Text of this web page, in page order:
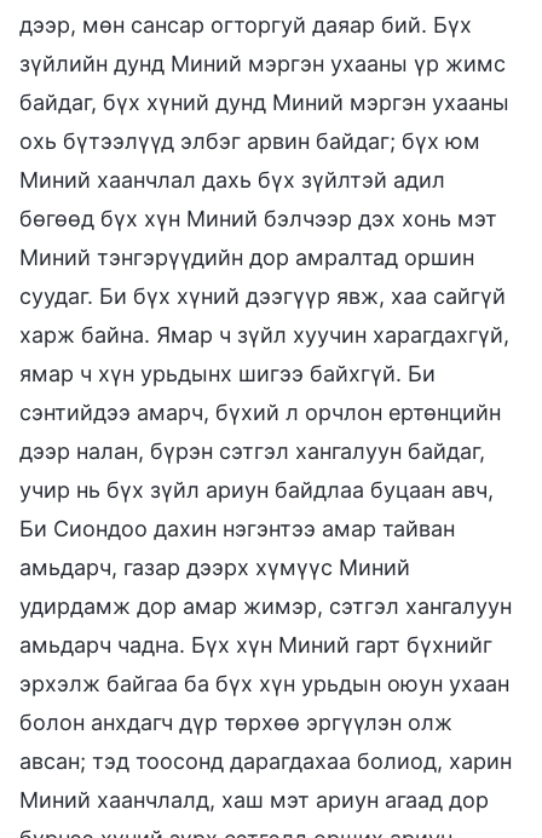
дээр, мөн сансар огторгуй даяар бий. Бүх
зүйлийн дунд Миний мэргэн ухааны үр жимс
байдаг, бүх хүний дунд Миний мэргэн ухааны
охь бүтээлүүд элбэг арвин байдаг; бүх юм
Миний хаанчлал дахь бүх зүйлтэй адил
бөгөөд бүх хүн Миний бэлчээр дэх хонь мэт
Миний тэнгэрүүдийн дор амралтад оршин
суудаг. Би бүх хүний дээгүүр явж, хаа сайгүй
харж байна. Ямар ч зүйл хуучин харагдахгүй,
ямар ч хүн урьдынх шигээ байхгүй. Би
сэнтийдээ амарч, бүхий л орчлон ертөнцийн
дээр налан, бүрэн сэтгэл хангалуун байдаг,
учир нь бүх зүйл ариун байдлаа буцаан авч,
Би Сиондоо дахин нэгэнтээ амар тайван
амьдарч, газар дээрх хүмүүс Миний
удирдамж дор амар жимэр, сэтгэл хангалуун
амьдарч чадна. Бүх хүн Миний гарт бүхнийг
эрхэлж байгаа ба бүх хүн урьдын оюун ухаан
болон анхдагч дүр төрхөө эргүүлэн олж
авсан; тэд тоосонд дарагдахаа болиод, харин
Миний хаанчлалд, хаш мэт ариун агаад дор